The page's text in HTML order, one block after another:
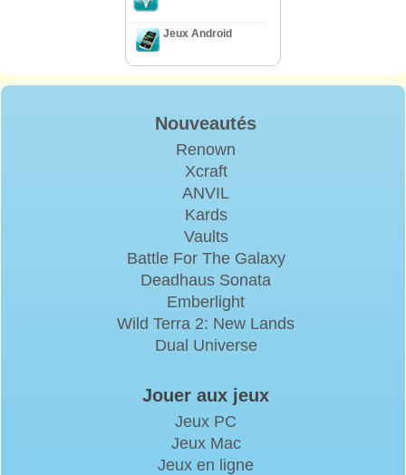
Jeux Android
Nouveautés
Renown
Xcraft
ANVIL
Kards
Vaults
Battle For The Galaxy
Deadhaus Sonata
Emberlight
Wild Terra 2: New Lands
Dual Universe
Jouer aux jeux
Jeux PC
Jeux Mac
Jeux en ligne